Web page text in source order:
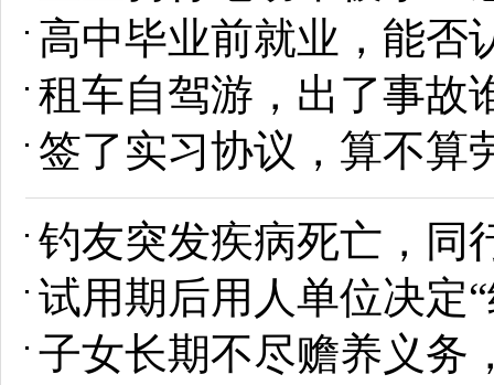
高中毕业前就业，能否
租车自驾游，出了事故
签了实习协议，算不算
钓友突发疾病死亡，同
试用期后用人单位决定
子女长期不尽赡养义务